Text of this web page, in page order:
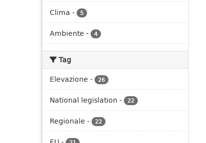
Clima - 5
Ambiente - 4
Tag
Elevazione - 26
National legislation - 22
Regionale - 22